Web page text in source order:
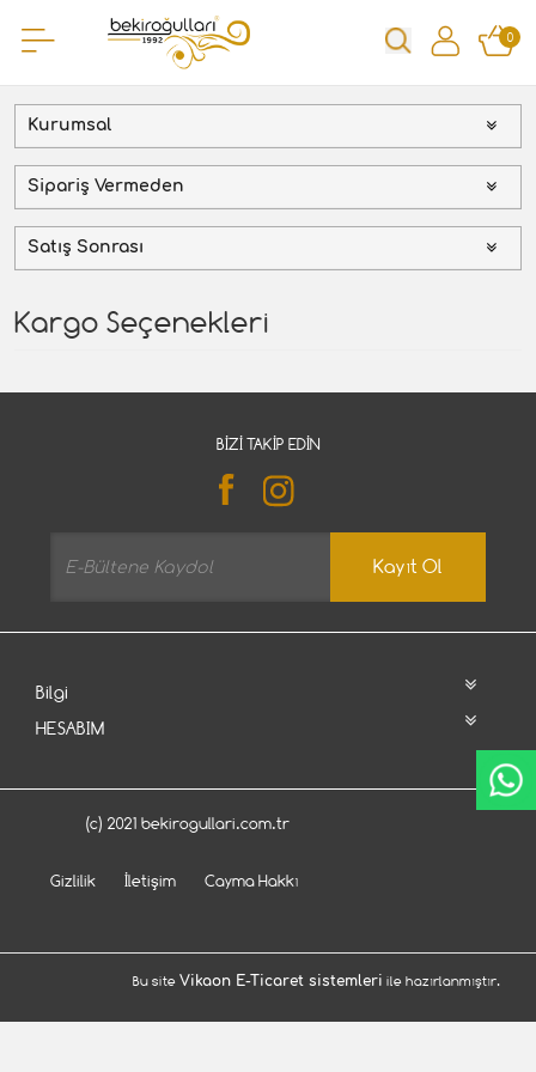
0
Kurumsal
Sipariş Vermeden
Satış Sonrası
Kargo Seçenekleri
BIZI TAKIP EDIN
Kayıt Ol
Bilgi
HESABIM
(c) 2021 bekirogullari.com.tr
Gizlilik İletişim Cayma Hakkı
Bu site Vikaon E-Ticaret sistemleri ile hazırlanmıştır.